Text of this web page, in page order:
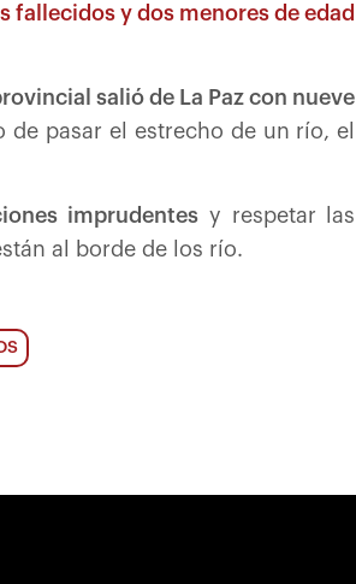
fallecidos y dos menores de edad
salió de La Paz con nueve
pasar el estrecho de un río, el
imprudentes y respetar las
al borde de los río.